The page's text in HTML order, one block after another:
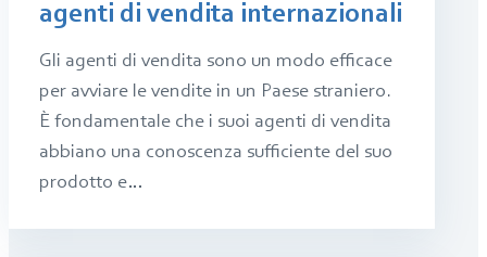
agenti di vendita internazionali
Gli agenti di vendita sono un modo efficace
per avviare le vendite in un Paese straniero.
È fondamentale che i suoi agenti di vendita
abbiano una conoscenza sufficiente del suo
prodotto e…